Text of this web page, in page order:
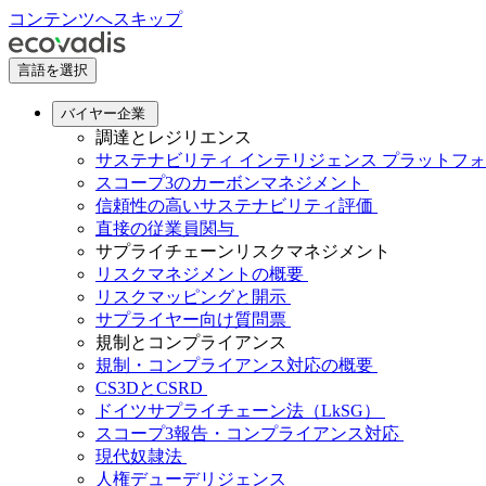
コンテンツへスキップ
言語を選択
バイヤー企業
調達とレジリエンス
サステナビリティ インテリジェンス プラットフ
スコープ3のカーボンマネジメント
信頼性の高いサステナビリティ評価
直接の従業員関与
サプライチェーンリスクマネジメント
リスクマネジメントの概要
リスクマッピングと開示
サプライヤー向け質問票
規制とコンプライアンス
規制・コンプライアンス対応の概要
CS3DとCSRD
ドイツサプライチェーン法（LkSG）
スコープ3報告・コンプライアンス対応
現代奴隷法
人権デューデリジェンス